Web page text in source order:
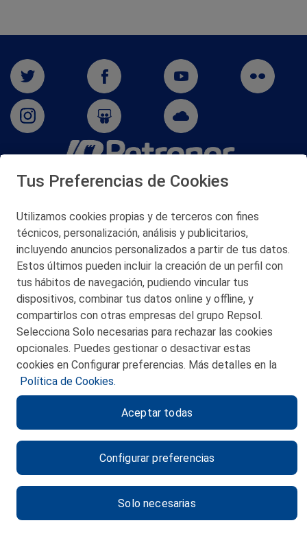
San Martín 5-Edificio Muñatones,
© 2026 Petronor S.A.
CONTACTO
MAPA WEB
POLITICA DE PRIVACIDAD
POLITICA DE COOKIES
CANAL DE ÉTICA
Tus Preferencias de Cookies
Utilizamos cookies propias y de terceros con fines
técnicos, personalización, análisis y publicitarios,
incluyendo anuncios personalizados a partir de tus datos.
Estos últimos pueden incluir la creación de un perfil con
tus hábitos de navegación, pudiendo vincular tus
dispositivos, combinar tus datos online y offline, y
compartirlos con otras empresas del grupo Repsol.
Selecciona Solo necesarias para rechazar las cookies
opcionales. Puedes gestionar o desactivar estas
cookies en Configurar preferencias. Más detalles en la
Política de Cookies.
Configurar preferencias
Solo necesarias
Aceptar todas